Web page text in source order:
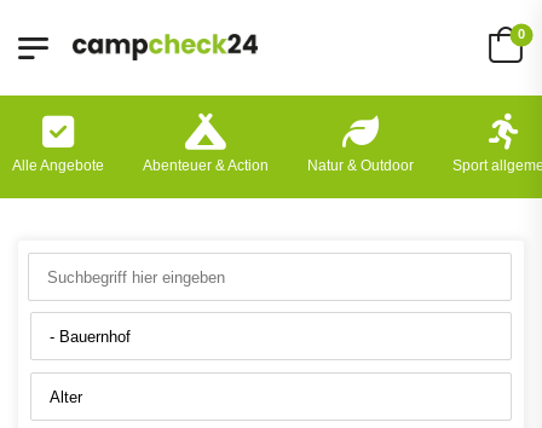
0
Alle Angebote Abenteuer & Action Natur & Outdoor Sport